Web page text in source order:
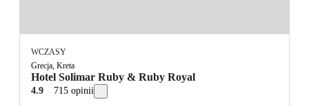
WCZASY
Grecja, Kreta
Hotel Solimar Ruby & Ruby Royal
4.9 715 opinii